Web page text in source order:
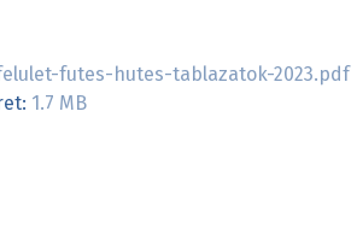
futes-hutes-tablazatok-2023.pdf
1.7 MB